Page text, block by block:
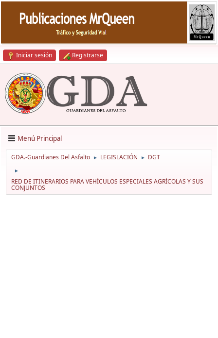
Iniciar sesión Registrarse
Menú Principal
GDA.-Guardianes Del Asfalto ► LEGISLACIÓN ► DGT
►
RED DE ITINERARIOS PARA VEHÍCULOS ESPECIALES AGRÍCOLAS Y SUS
CONJUNTOS